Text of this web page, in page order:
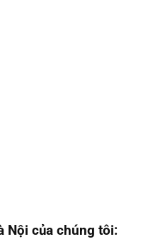
Nội của chúng tôi: